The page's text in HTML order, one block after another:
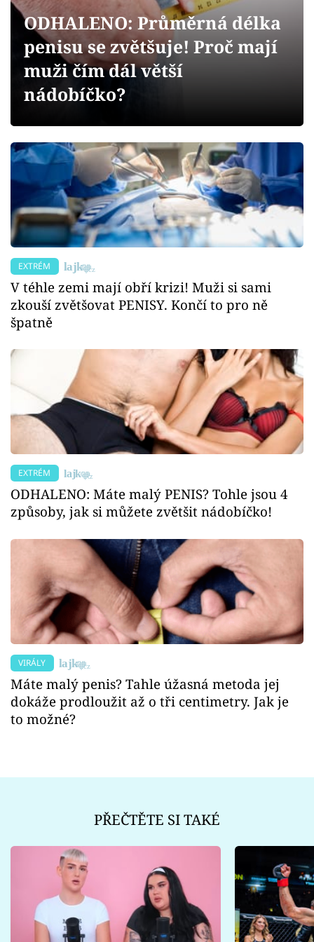
Videa
Sledujte prima+
Sledujte nás
ODHALENO: Průměrná délka
penisu se zvětšuje! Proč mají
muži čím dál větší
nádobíčko?
EXTRÉM
V téhle zemi mají obří krizi! Muži si sami
zkouší zvětšovat PENISY. Končí to pro ně
špatně
EXTRÉM
ODHALENO: Máte malý PENIS? Tohle jsou 4
způsoby, jak si můžete zvětšit nádobíčko!
VIRÁLY
Máte malý penis? Tahle úžasná metoda jej
dokáže prodloužit až o tři centimetry. Jak je
to možné?
PŘEČTĚTE SI TAKÉ